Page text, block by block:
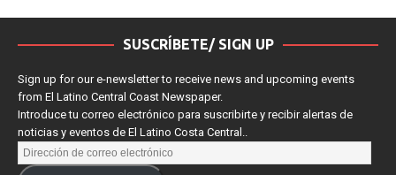
SUSCRÍBETE/ SIGN UP
Sign up for our e-newsletter to receive news and upcoming events
from El Latino Central Coast Newspaper.
Introduce tu correo electrónico para suscribirte y recibir alertas de
noticias y eventos de El Latino Costa Central..